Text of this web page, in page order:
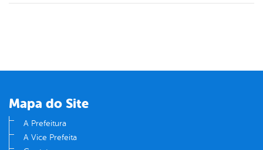
Mapa do Site
A Prefeitura
A Vice Prefeita